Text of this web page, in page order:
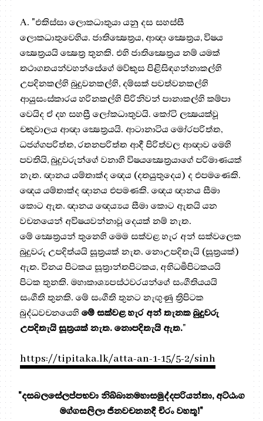
A. "එකිස්සා ලොකධාතුයා යනු දස සහස්සී
ලොකධාතුවෙහිය. ජාතික්‍ෂෙත්‍රය, ආඥා ක්‍ෂෙත්‍රය, විෂය
ක්‍ෂෙත්‍රයයි ක්‍ෂෙත්‍ර තුනකි. එහි ජාතික්‍ෂෙත්‍රය නම් යමක්
තථාගතයන්වහන්සේගේ මව්කුස පිළිසිඳගන්නාකල්හි
උපදිනකල්හි බුදුවනකල්හි, දම්සක් පවත්වනකල්හි
ආයුසංස්කාරය හරිනකල්හි පිරිනිවන් පානාකල්හි කම්පා
වෙයිද ඒ දහ සහස්‍රී ලෝකධාතුවයි. කෝටි ලක්‍ෂයක්වූ
චකුවාලය ආඥා ක්‍ෂෙත්‍රයයි. ආටානාටිය මෝරපරිත්ත,
ධජග්ගපරිත්ත, රතනපරිත්ත ආදී පිරිත්වල ආඥාව මෙහි
පවතියි, බුදුවරුන්ගේ වනාහි විෂයක්‍ෂෙත්‍රයාගේ පරිමාණයක්
නැත. ඥානය යම්‍තාක්ද ඥෙය (දතයුතුදෙය) ද එපමණෙකි.
ඥෙය යම්තාක්ද ඥානය එපමණකි. ඥෙය ඥානය සීමා
කොට ඇත. ඥානය ඥෙය්‍යය සීමා කොට ඇතයි යන
වචනයෙන් අවිෂයවන්නාවූ දෙයක් නම් නැත.
මේ ක්‍ෂෙත්‍රයන් තුනෙහි මෙම සක්වළ හැර අන් සක්වලෙක
බුදුවරු උපදිත්යයි සූත්‍රයක් නැත. නොඋපදිතැයි (සූත්‍රයක්)
ඇත. විනය පිටකය සූත්‍රාන්තපිටකය, අභිධර්‍මපිටකයයි
පිටක තුනකි. මහාකාශ්‍යපස්ථවරයන්ගේ සංගීතියයයි
සංගීති තුනකි. මේ සංගීති තුනට නැඟුණු ත්‍රිපිටක
බුද්ධවචනයෙහිමේ සක්වළ හැර අන් තැනක බුදුවරු
උපදිතැයි සූත්‍රයක් නැත. නොපදිතැයි ඇත."
https://tipitaka.lk/atta-an-1-15/5-2/sinh
"දසබලසේලප්පභවා නිබ්බානමහාසමුද්දපරියන්තා, අට්ඨංග
මග්ගසලිලා ජිනවචනනදී චිරං වහතූ!"